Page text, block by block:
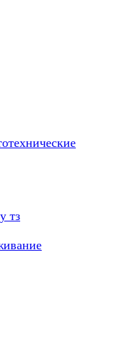
тз